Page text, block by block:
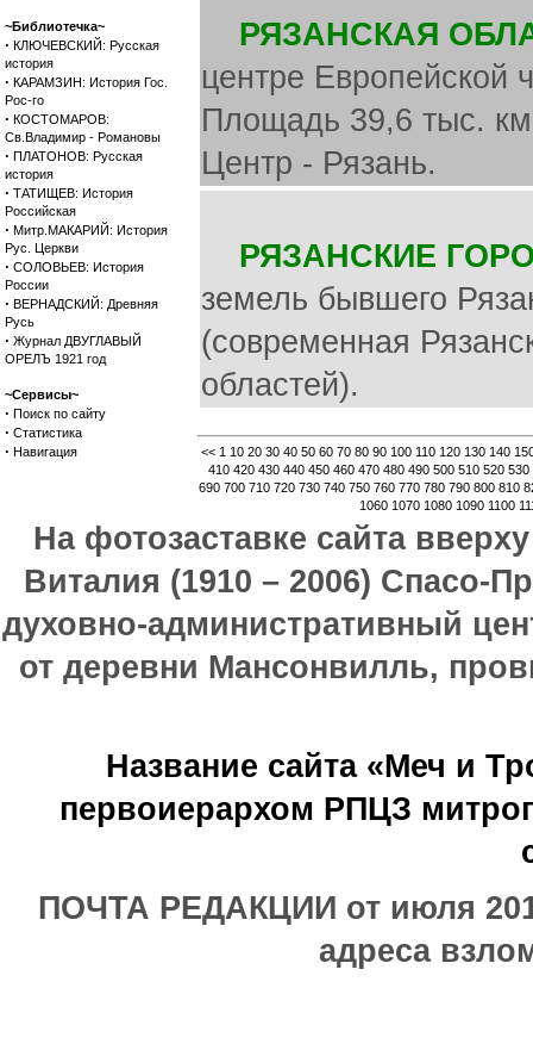
~Библиотечка~
· КЛЮЧЕВСКИЙ: Русская
история
· КАРАМЗИН: История Гос.
Рос-го
· КОСТОМАРОВ:
Св.Владимир - Романовы
· ПЛАТОНОВ: Русская
история
· ТАТИЩЕВ: История
Российская
· Митр.МАКАРИЙ: История
Рус. Церкви
· СОЛОВЬЕВ: История
России
· ВЕРНАДСКИЙ: Древняя
Русь
· Журнал ДВУГЛАВЫЙ
ОРЕЛЪ 1921 год
~Сервисы~
· Поиск по сайту
· Статистика
· Навигация
РЯЗАНСКАЯ
центре Европейской
Площадь 39,6 тыс.
Центр - Рязань.
РЯЗАНСКИЕ
земель бывшего
(современная
областей).
<< 1 10 20 30 40 50 60 70 80 90 100 110 120 130 140
410 420 430 440 450 460 470 480 490 500 510 520 530
690 700 710 720 730 740 750 760 770 780 790 800 810
1060 1070 1080 1090 1100
На фотозаставке сайта
Виталия (1910 – 2006) Спасо-
духовно-административный
от деревни Мансонвилль,
Название сайта «Меч и
первоиерархом РПЦЗ
ПОЧТА РЕДАКЦИИ от июля
адреса